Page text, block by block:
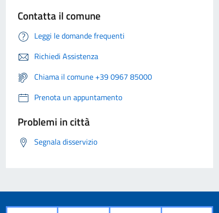
Contatta il comune
Leggi le domande frequenti
Richiedi Assistenza
Chiama il comune +39 0967 85000
Prenota un appuntamento
Problemi in città
Segnala disservizio